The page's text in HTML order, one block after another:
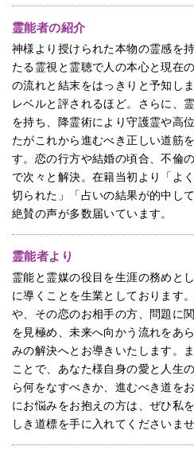
霊能者の紹介
神様より授けられた本物の霊感を
たる霊視と霊聴で人の本心と現在
の流れと結末をはっきりと予知し
レベルと評されるほど。さらに、
を持ち、降霊術により守護霊や高
たがこれから進むべき正しい道筋
す。恋の行方や結婚の頃合、不倫
で次々と解決。在籍当初より「よ
切られた」「占いの結果が的中し
絶賛の声が多数届いています。
霊能者より
霊能と霊媒の役目を生涯の務めと
に導くことを生業としております
や、その恋のお相手の方、問題に
を見極め、未来へ向かう流れをあ
みの解決へとお導きいたします。
ことで、あなた様自身の愛と人生
ら何をなすべきか、進むべき道を
にお悩みをお抱えの方は、ぜひ私
しき道標を手に入れてくださいませ